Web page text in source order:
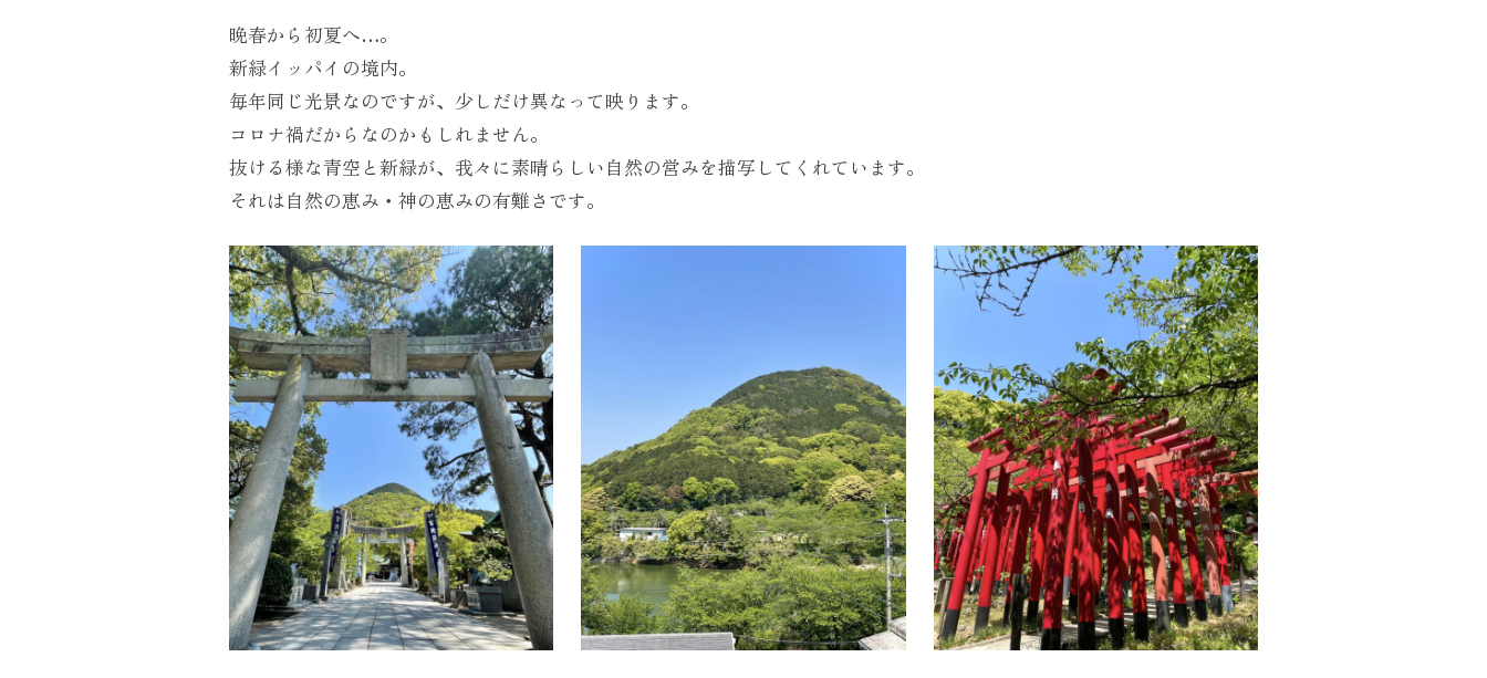
晩春から初夏へ…。
新緑イッパイの境内。
毎年同じ光景なのですが、少しだけ異なって映ります。
コロナ禍だからなのかもしれません。
抜ける様な青空と新緑が、我々に素晴らしい自然の営みを描写してくれています。
それは自然の恵み・神の恵みの有難さです。